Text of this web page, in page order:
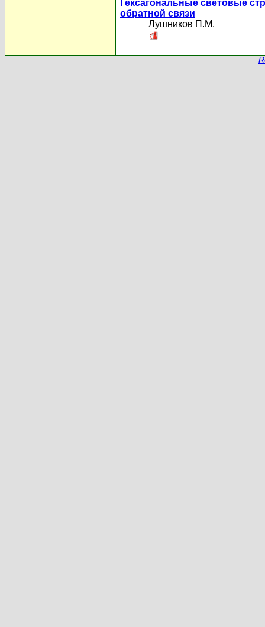
Гексагональные световые
обратной связи
Лушников П.М.